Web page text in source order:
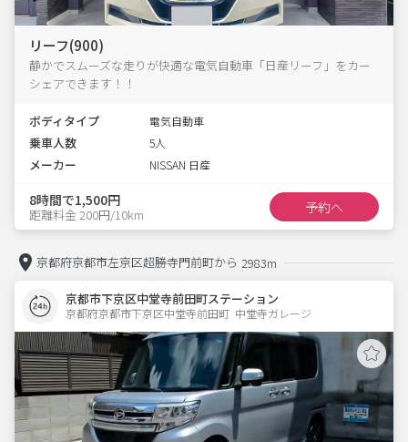
リーフ(900)
静かでスムーズな走りが快適な電気自動車「日産リーフ」をカー
シェアできます！！
ボディタイプ 電気自動車
乗車人数 5人
メーカー NISSAN 日産
8時間で1,500円
距離料金 200円/10km 予約へ
京都府京都市左京区超勝寺門前町から 2983m
京都市下京区中堂寺前田町ステーション
京都府京都市下京区中堂寺前田町  中堂寺ガレージ